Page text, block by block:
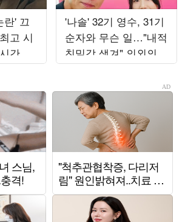
란' 끄
고 시
대
녀킬
'나솔' 32기 영수, 31기
순자와 무슨 일…"내적
친밀감 생겨" 의외의
투샷 공개